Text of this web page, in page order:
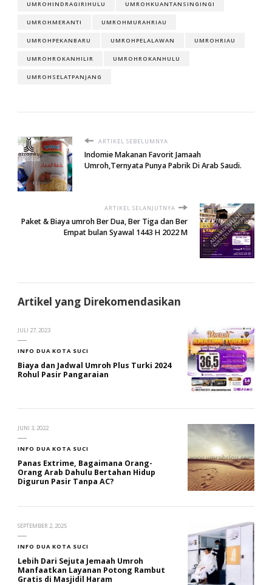
UMROHINDRAGIRIHULU UMROHKUANTANSINGINGI
UMROHMERANTI UMROHMURAHRIAU
UMROHPEKANBARU UMROHPELALAWAN UMROHRIAU
UMROHROKANHILIR UMROHROKANHULU
UMROHSELATPANJANG
ARTIKEL SEBELUMNYA
Indomie Makanan Favorit Jamaah
Umroh,Ternyata Punya Pabrik Di Arab Saudi.
ARTIKEL SELANJUTNYA
Paket & Biaya umroh Ber Dua, Ber Tiga dan Ber
Empat bulan Syawal 1443 H 2022 M
Artikel yang Direkomendasikan
JULI 27, 2023
INFO DUA KOTA SUCI
Biaya dan Jadwal Umroh Plus Turki 2024
Rohul Pasir Pangaraian
JUNI 3, 2022
INFO DUA KOTA SUCI
Panas Extrime, Bagaimana Orang-
Orang Arab Dahulu Bertahan Hidup
Digurun Pasir Tanpa AC?
SEPTEMBER 2, 2025
INFO DUA KOTA SUCI
Lebih Dari Sejuta Jemaah Umroh
Manfaatkan Layanan Potong Rambut
Gratis di Masjidil Haram